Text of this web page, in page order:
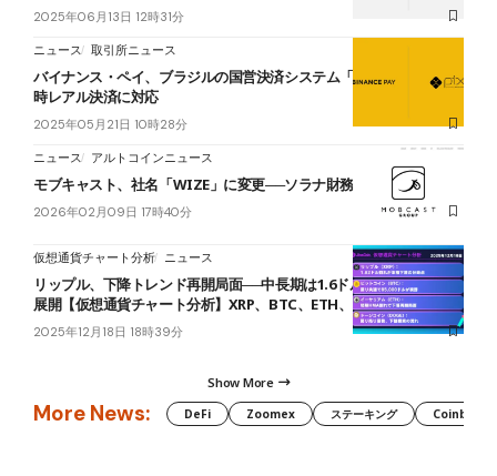
2025年06月13日 12時31分
ニュース 取引所ニュース
バイナンス・ペイ、ブラジルの国営決済システム「Pix」と統合──即
時レアル決済に対応
2025年05月21日 10時28分
ニュース アルトコインニュース
モブキャスト、社名「WIZE」に変更──ソラナ財務戦略本格化
2026年02月09日 17時40分
仮想通貨チャート分析 ニュース
リップル、下降トレンド再開局面──中長期は1.6ドル台が視野に入る
展開【仮想通貨チャート分析】XRP、BTC、ETH、DOGE
2025年12月18日 18時39分
Show More
More News: DeFi Zoomex ステーキング Coinbase